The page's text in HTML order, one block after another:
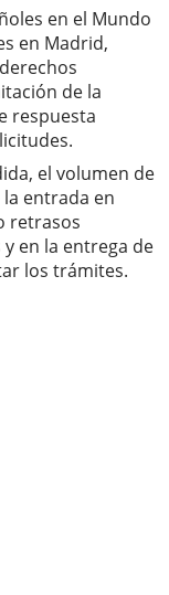
en el Mundo
en Madrid,
de la
respuesta
el volumen de
entrada en
retrasos
en la entrega de
los trámites.